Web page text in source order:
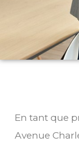
En tant que
Avenue